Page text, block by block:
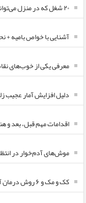
۲۰ شغل که در منزل می‌توانید انجام دهید
آشنایی با خواص بامیه +
معرفی یکی از خوب‌های
دلیل افزایش آمار عجیب
اقدامات مهم قبل، بعد و
موش‌های آدم‌خوار در
کک و مک و ۶ روش درمان آن